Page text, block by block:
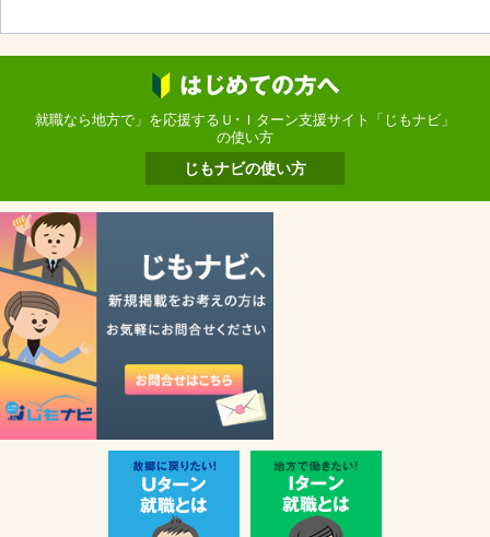
就職なら地方で」を応援するＵ･Ｉターン支援サイト「じもナビ」
の使い方
じもナビの使い方